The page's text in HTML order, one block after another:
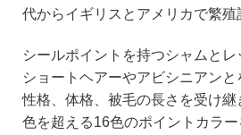
代からイギリスとアメリカで繁殖
シールポイントを持つシャムと
ショートヘアーやアビシニアン
性格、体格、被毛の長さを受け
色を超える16色のポイントカラ